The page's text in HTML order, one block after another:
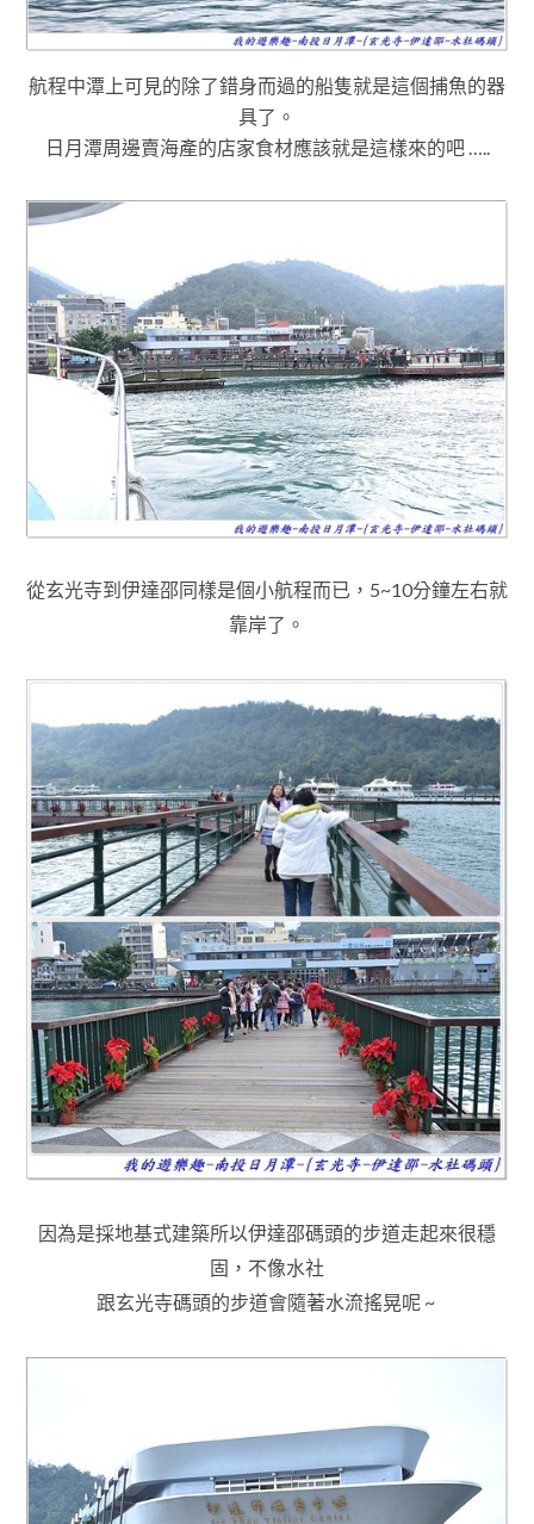
航程中潭上可見的除了錯身而過的船隻就是這個捕魚的器
具了 。
日月潭周邊賣海產的店家食材應該就是這樣來的吧 …..
從玄光寺到伊達邵同樣是個小航程而已 ， 5~10分鐘左右就
靠岸了 。
因為是採地基式建築所以伊達邵碼頭的步道走起來很穩
固 ， 不像水社
跟玄光寺碼頭的步道會隨著水流搖晃呢 ~